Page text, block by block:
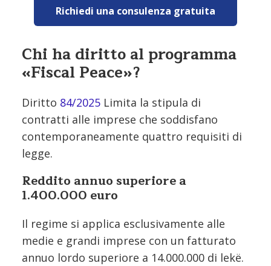
Richiedi una consulenza gratuita
Chi ha diritto al programma
«Fiscal Peace»?
Diritto 84/2025 Limita la stipula di
contratti alle imprese che soddisfano
contemporaneamente quattro requisiti di
legge.
Reddito annuo superiore a
1.400.000 euro
Il regime si applica esclusivamente alle
medie e grandi imprese con un fatturato
annuo lordo superiore a 14.000.000 di lekë.